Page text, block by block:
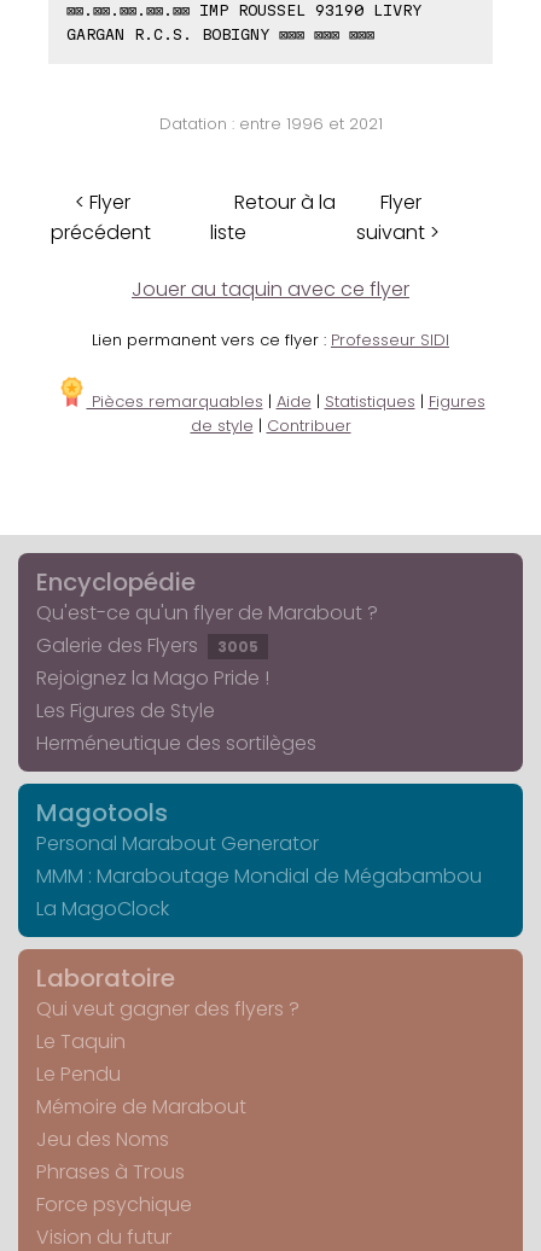
⊠⊠.⊠⊠.⊠⊠.⊠⊠.⊠⊠ IMP ROUSSEL 93190 LIVRY
GARGAN R.C.S. BOBIGNY ⊠⊠⊠ ⊠⊠⊠ ⊠⊠⊠
Datation : entre 1996 et 2021
< Flyer
précédent
Retour à la
liste
Flyer
suivant >
Jouer au taquin avec ce flyer
Lien permanent vers ce flyer : Professeur SIDI
Pièces remarquables | Aide | Statistiques | Figures
de style | Contribuer
Encyclopédie
Qu'est-ce qu'un flyer de Marabout ?
Galerie des Flyers
3005
Rejoignez la Mago Pride !
Les Figures de Style
Herméneutique des sortilèges
Magotools
Personal Marabout Generator
MMM : Maraboutage Mondial de Mégabambou
La MagoClock
Laboratoire
Qui veut gagner des flyers ?
Le Taquin
Le Pendu
Mémoire de Marabout
Jeu des Noms
Phrases à Trous
Force psychique
Vision du futur